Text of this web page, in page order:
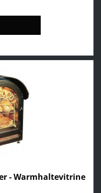
- Warmhaltevitrine